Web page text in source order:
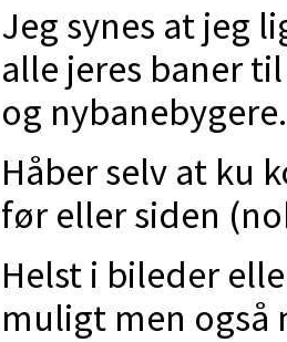
Jeg synes at jeg
alle jeres baner
og nybanebygere.
Håber selv at ku
før eller siden
Helst i bileder
muligt men også